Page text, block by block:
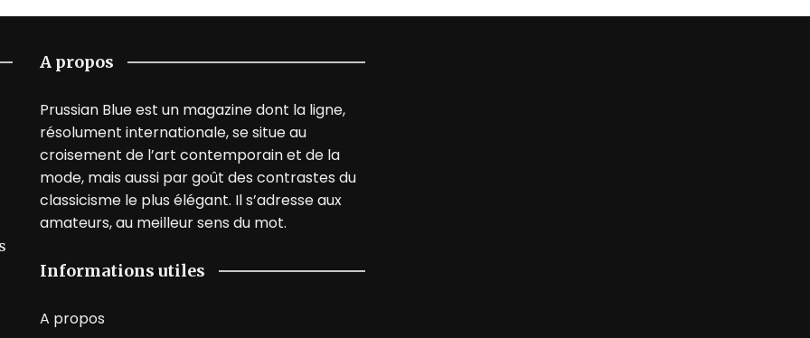
A propos
Prussian Blue est un magazine dont la ligne,
résolument internationale, se situe au
croisement de l’art contemporain et de la
mode, mais aussi par goût des contrastes du
classicisme le plus élégant. Il s’adresse aux
amateurs, au meilleur sens du mot.
Informations utiles
A propos